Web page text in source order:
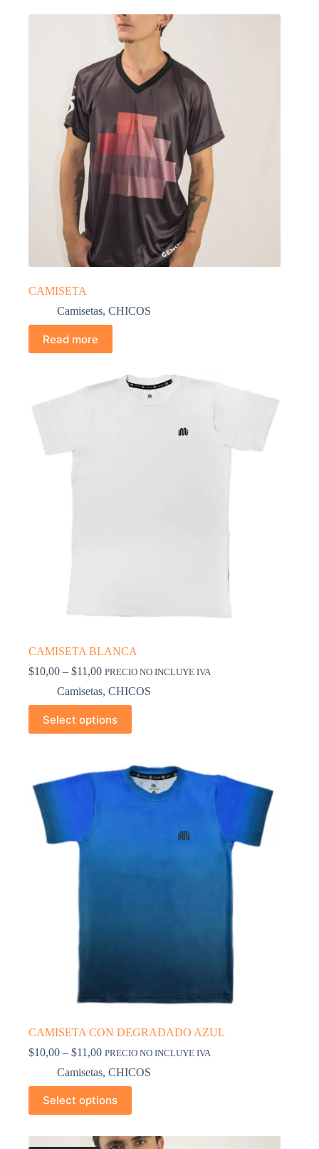
CAMISETA
Camisetas, CHICOS
Read more
CAMISETA BLANCA
$10,00 – $11,00 PRECIO NO INCLUYE IVA
Camisetas, CHICOS
Select options
CAMISETA CON DEGRADADO AZUL
$10,00 – $11,00 PRECIO NO INCLUYE IVA
Camisetas, CHICOS
Select options